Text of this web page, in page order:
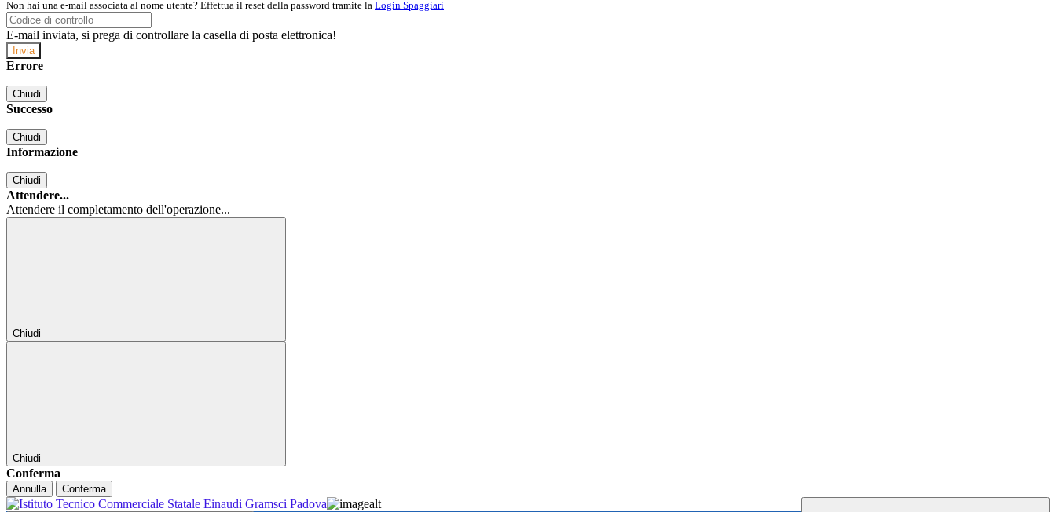
Non hai una e-mail associata al nome utente? Effettua il reset della password tramite la Login Spaggiari
E-mail inviata, si prega di controllare la casella di posta elettronica!
Errore
Chiudi
Successo
Chiudi
Informazione
Chiudi
Attendere...
Attendere il completamento dell'operazione...
Chiudi
Chiudi
Conferma
Annulla Conferma